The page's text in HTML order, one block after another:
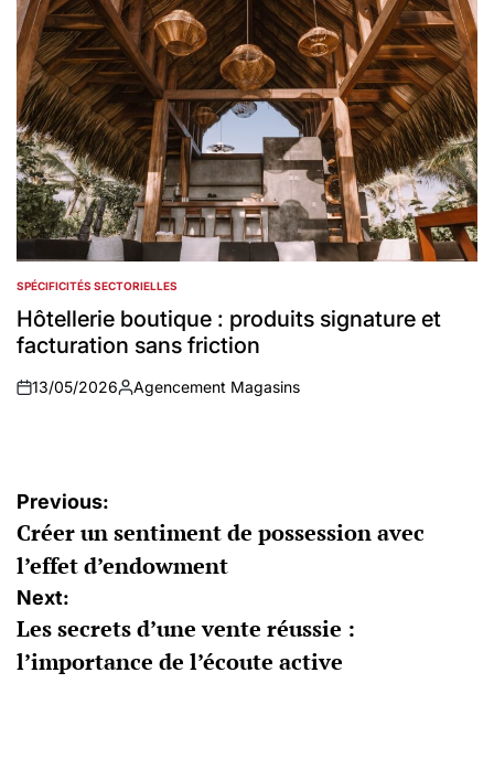
POSTED
IN
SPÉCIFICITÉS SECTORIELLES
Hôtellerie boutique : produits signature et
facturation sans friction
on
13/05/2026
Auteur
Agencement Magasins
Navigation
de
l’article
Previous:
Créer un sentiment de possession avec
l’effet d’endowment
Next:
Les secrets d’une vente réussie :
l’importance de l’écoute active